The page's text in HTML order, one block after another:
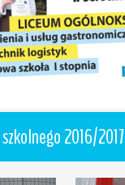
2016/2017